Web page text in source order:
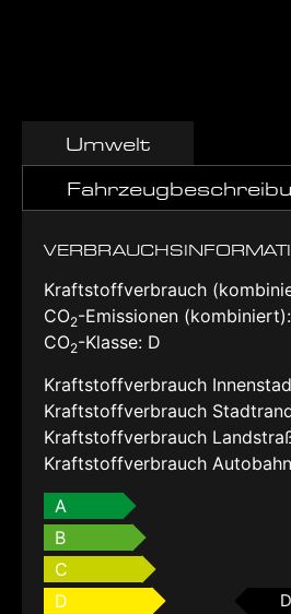
Umwelt
Kraftstoffverbrauch
CO2-Emissionen (kombiniert):
CO2-Klasse: D
Kraftstoffverbrauch
Kraftstoffverbrauch
Kraftstoffverbrauch
Kraftstoffverbrauch
A
B
C
D
D